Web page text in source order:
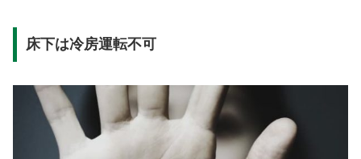
床下は冷房運転不可